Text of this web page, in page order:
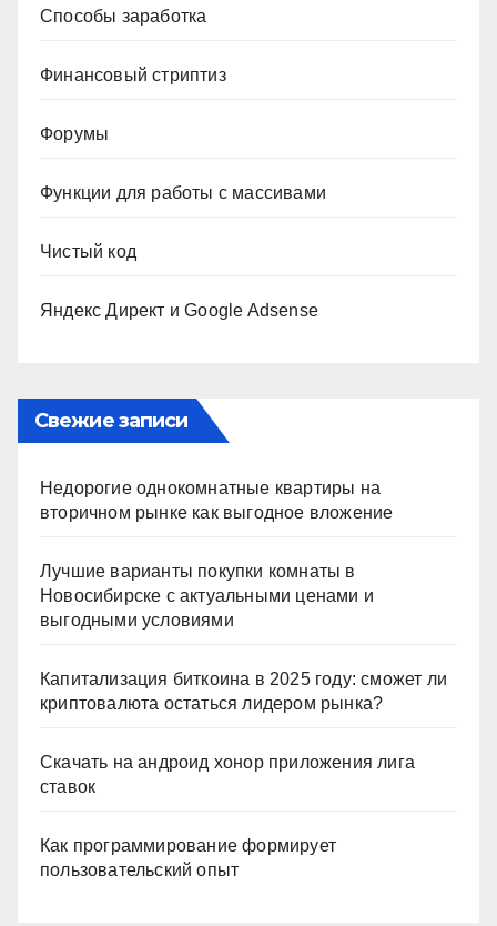
Способы заработка
Финансовый стриптиз
Форумы
Функции для работы с массивами
Чистый код
Яндекс Директ и Google Adsense
Свежие записи
Недорогие однокомнатные квартиры на
вторичном рынке как выгодное вложение
Лучшие варианты покупки комнаты в
Новосибирске с актуальными ценами и
выгодными условиями
Капитализация биткоина в 2025 году: сможет ли
криптовалюта остаться лидером рынка?
Скачать на андроид хонор приложения лига
ставок
Как программирование формирует
пользовательский опыт